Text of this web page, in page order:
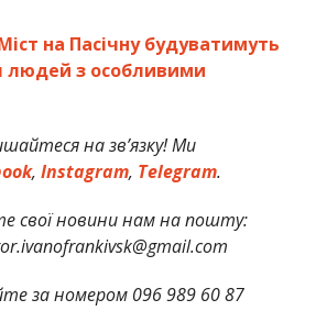
на Пасічну будуватимуть
людей з особливими
на зв’язку! Ми
, Instagram, Telegram.
свої новини нам на пошту:
за номером 096 989 60 87